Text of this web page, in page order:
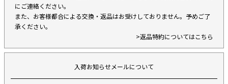
にご連絡ください。
また、お客様都合による交換・返品はお受けしておりません。予めご了
承ください。
>返品特約についてはこちら
入荷お知らせメールについて